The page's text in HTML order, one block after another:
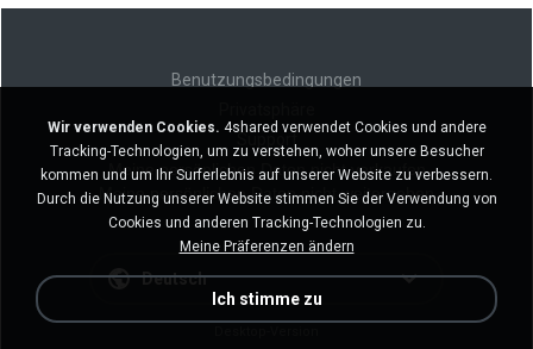
Benutzungsbedingungen
Meine persönlichen Daten nicht verkaufen
Meine persönlichen Daten nicht weitergeben
Deutsch
Wir verwenden Cookies. 4shared verwendet Cookies und andere
Tracking-Technologien, um zu verstehen, woher unsere Besucher
kommen und um Ihr Surferlebnis auf unserer Website zu verbessern.
Durch die Nutzung unserer Website stimmen Sie der Verwendung von
Cookies und anderen Tracking-Technologien zu.
Meine Präferenzen ändern
Ich stimme zu